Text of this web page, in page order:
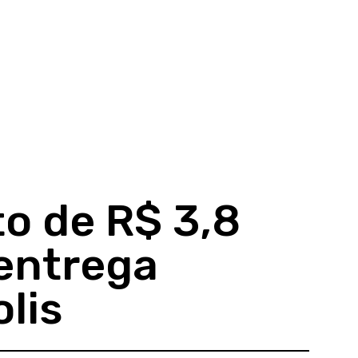
de R$ 3,8